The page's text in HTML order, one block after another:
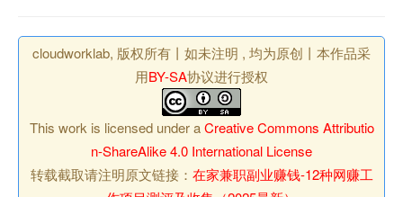
cloudworklab, 版权所有丨如未注明 , 均为原创丨本作品采
用BY-SA协议进行授权
This work is licensed under aCreative Commons Attributio
n-ShareAlike 4.0 International License
转载截取请注明原文链接： 在家兼职副业赚钱-12种网赚工